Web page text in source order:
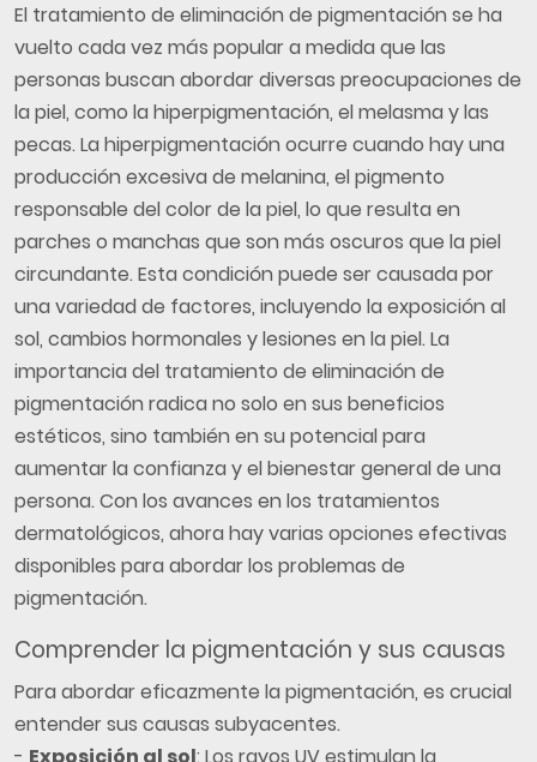
El tratamiento de eliminación de pigmentación se ha
vuelto cada vez más popular a medida que las
personas buscan abordar diversas preocupaciones de
la piel, como la hiperpigmentación, el melasma y las
pecas. La hiperpigmentación ocurre cuando hay una
producción excesiva de melanina, el pigmento
responsable del color de la piel, lo que resulta en
parches o manchas que son más oscuros que la piel
circundante. Esta condición puede ser causada por
una variedad de factores, incluyendo la exposición al
sol, cambios hormonales y lesiones en la piel. La
importancia del tratamiento de eliminación de
pigmentación radica no solo en sus beneficios
estéticos, sino también en su potencial para
aumentar la confianza y el bienestar general de una
persona. Con los avances en los tratamientos
dermatológicos, ahora hay varias opciones efectivas
disponibles para abordar los problemas de
pigmentación.
Comprender la pigmentación y sus causas
Para abordar eficazmente la pigmentación, es crucial
entender sus causas subyacentes.